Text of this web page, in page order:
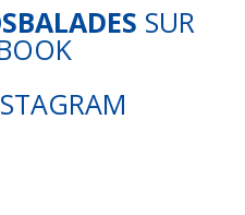
SUR